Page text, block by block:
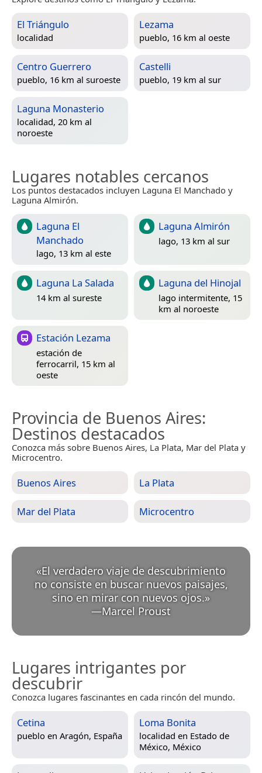
El Triángulo
localidad
Lezama
pueblo, 16 km al oeste
Centro Guerrero
pueblo, 16 km al suroeste
Castelli
pueblo, 19 km al sur
Laguna Monasterio
localidad, 20 km al
noroeste
Lugares notables cercanos
Los puntos destacados incluyen Laguna El Manchado y
Laguna Almirón.
Laguna El
Manchado
lago, 13 km al este
Laguna Almirón
lago, 13 km al sur
Laguna La Salada
14 km al sureste
Laguna del Hinojal
lago intermitente, 15
km al noroeste
Estación Lezama
estación de
ferrocarril, 15 km al
oeste
Provincia de Buenos Aires:
Destinos destacados
Conozca más sobre Buenos Aires, La Plata, Mar del Plata y
Microcentro.
Buenos Aires La Plata
Mar del Plata Microcentro
«El verdadero viaje de descubrimiento
no consiste en buscar nuevos paisajes,
sino en mirar con nuevos ojos.
—Marcel Proust
Lugares intrigantes por
descubrir
Conozca lugares fascinantes en cada rincón del mundo.
Cetina
pueblo en Aragón, España
Loma Bonita
localidad en Estado de
México, México